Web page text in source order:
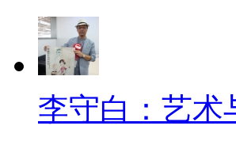
李守白：艺术